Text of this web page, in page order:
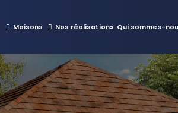
Maisons Nos réalisations Qui sommes-